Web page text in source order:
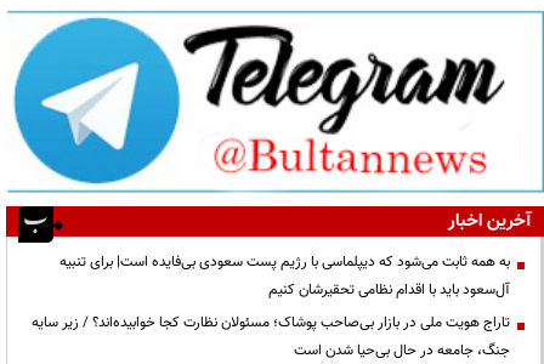
آخرین اخبار
به همه ثابت می‌شود که دیپلماسی با رژیم پست سعودی بی‌فایده است| برای تنبیه
آل‌سعود باید با اقدام نظامی تحقیرشان کنیم
تاراج هویت ملی در بازار بی‌صاحب پوشاک؛ مسئولان نظارت کجا خوابیده‌اند؟ / زیر سایه
جنگ، جامعه در حال بی‌حیا شدن است